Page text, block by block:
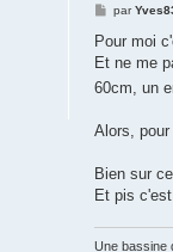
M
s
a
g
e
par
Pour moi
Et ne me
60cm, un
Alors, pour
Bien sur
Et pis
Une bassine